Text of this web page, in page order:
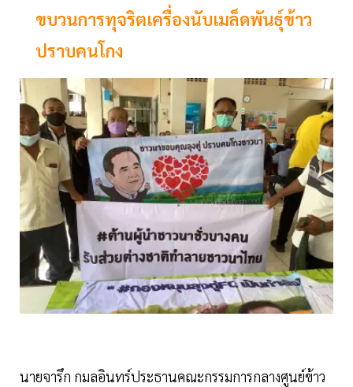
ขบวนการทุจริตเครื่องนับเมล็ดพันธุ์ข้าว
ปราบคนโกง
นายจารึก กมลอินทร์ประธานคณะกรรมการกลางศูนย์ข้าว